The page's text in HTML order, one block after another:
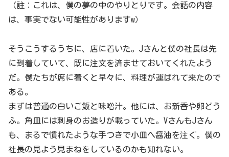
（註：これは、僕の夢の中のやりとりです。会話の内容
は、事実でない可能性がありますw）
そうこうするうちに、店に着いた。Jさんと僕の社長は先
に到着していて、既に注文を済ませておいてくれたよう
だ。僕たちが席に着くと早々に、料理が運ばれて来たので
ある。
まずは普通の白いご飯と味噌汁。他には、お新香や卵どう
ふ。角皿には刺身のお造りが載っていた。VさんもJさん
も、まるで慣れたような手つきで小皿へ醤油を注ぐ。僕の
社長の見よう見まねをしているのかも知れない。